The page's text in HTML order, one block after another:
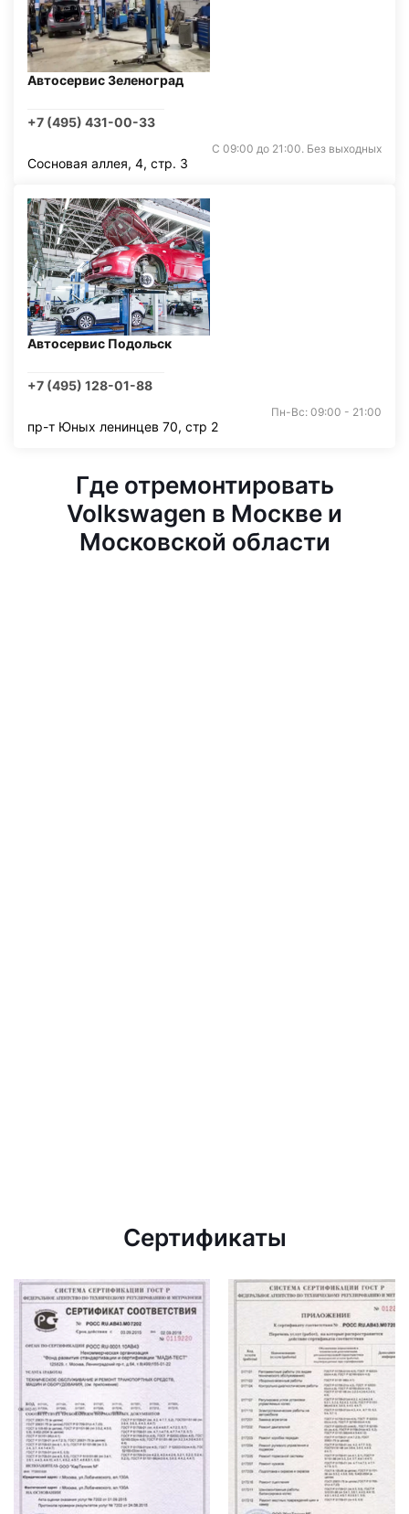
Автосервис Зеленоград
+7 (495) 431-00-33
С 09:00 до 21:00. Без выходных
Сосновая аллея, 4, стр. 3
Автосервис Подольск
+7 (495) 128-01-88
Пн-Вс: 09:00 - 21:00
пр-т Юных ленинцев 70, стр 2
Где отремонтировать
Volkswagen в Москве и
Московской области
Сертификаты